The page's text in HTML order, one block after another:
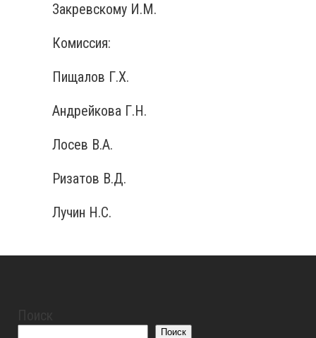
Закревскому И.М.
Комиссия:
Пищалов Г.Х.
Андрейкова Г.Н.
Лосев В.А.
Ризатов В.Д.
Лучин Н.С.
Поиск